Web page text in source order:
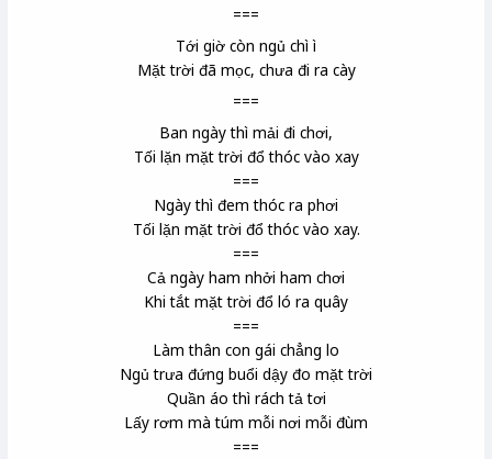
===
Tới giờ còn ngủ chì ì
Mặt trời đã mọc, chưa đi ra cày
===
Ban ngày thì mải đi chơi,
Tối lặn mặt trời đổ thóc vào xay
===
Ngày thì đem thóc ra phơi
Tối lặn mặt trời đổ thóc vào xay.
===
Cả ngày ham nhởi ham chơi
Khi tắt mặt trời đổ ló ra quây
===
Làm thân con gái chẳng lo
Ngủ trưa đứng buổi dậy đo mặt trời
Quần áo thì rách tả tơi
Lấy rơm mà túm mỗi nơi mỗi đùm
===